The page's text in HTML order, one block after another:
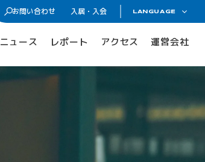
お問い合わせ 入居・入会 LANGUAGE
ENGLISH
ニュース レポート アクセス 運営会社
メンバーシップ入会
入居・メンバー企業一覧